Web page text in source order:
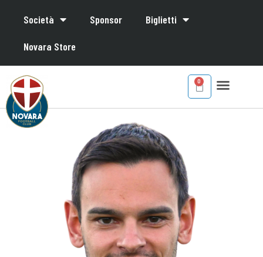
Società Sponsor Biglietti
Novara Store